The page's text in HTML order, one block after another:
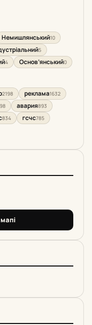
Немишлянський10
5
4 Основ’янський0
2198 реклама1632
авария893
834 гсчс785